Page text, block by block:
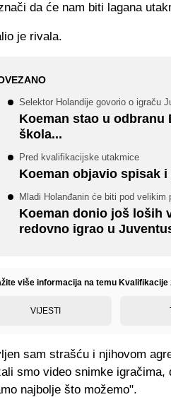
da će nam biti lagana
je rivala.
Selektor Holandije govorio o igraču
Koeman stao u odbranu
škola...
Pred kvalifikacijske utakmice
Koeman objavio spisak
Mladi Holanđanin će biti pod velikim
Koeman donio još loših
redovno igrao u
više informacija na temu Kvalifikacije
VIJESTI
sam strašću i njihovom
smo video snimke
najbolje što možemo".